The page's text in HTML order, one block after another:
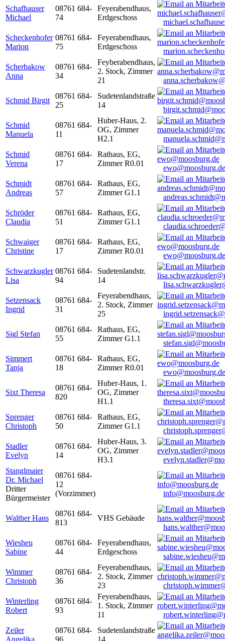
Schafhauser
Michael
08761 684-
74
Feyerabendhaus,
Erdgeschoss
Scheckenhofer
Marion
08761 684-
75
Feyerabendhaus,
Erdgeschoss
Scherbakow
Anna
08761 684-
34
Feyberabendhaus,
2. Stock, Zimmer
21
Schmid Birgit
08761 684-
25
Sudetenlandstraße
14
Schmid
Manuela
08761 684-
11
Huber-Haus, 2.
OG, Zimmer
H2.1
Schmid
Verena
08761 684-
17
Rathaus, EG,
Zimmer R0.01
ewo@moosburg.de
Schmidt
Andreas
08761 684-
57
Rathaus, EG,
Zimmer G1.1
Schröder
Claudia
08761 684-
51
Rathaus, EG,
Zimmer G1.1
Schwaiger
Christine
08761 684-
17
Rathaus, EG,
Zimmer R0.01
ewo@moosburg.de
Schwarzkugler
Lisa
08761 684-
94
Sudetenlandstr.
14
Setzensack
Ingrid
08761 684-
31
Feyerabendhaus,
2. Stock, Zimmer
25
Sigl Stefan
08761 684-
55
Rathaus, EG,
Zimmer G1.1
Simmert
Tanja
08761 684-
18
Rathaus, EG,
Zimmer R0.01
ewo@moosburg.de
Sixt Theresa
08761 684-
820
Huber-Haus, 1.
OG, Zimmer
H1.1
Sprenger
Christoph
08761 684-
50
Rathaus, EG,
Zimmer G1.1
Stadler
Evelyn
08761 684-
14
Huber-Haus, 3.
OG, Zimmer
H3.1
Stanglmaier
Dr. Michael
Dritter
Bürgermeister
08761 684-
12
(Vorzimmer)
info@moosburg.de
Walther Hans
08761 684-
813
VHS Gebäude
Wiesheu
Sabine
08761 684-
44
Feyerabendhaus,
Erdgeschoss
Wimmer
Christoph
08761 684-
36
Feyerabendhaus,
2. Stock, Zimmer
23
Winterling
Robert
08761 684-
93
Feyerabendhaus,
1. Stock, Zimmer
11
Zeiler
Angelika
08761 684-
96
Sudetenlandstraße
14